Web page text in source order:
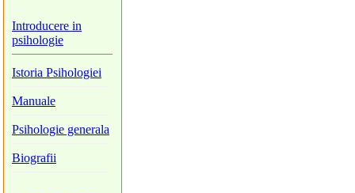
Introducere in
psihologie
Istoria Psihologiei
Manuale
Psihologie generala
Biografii